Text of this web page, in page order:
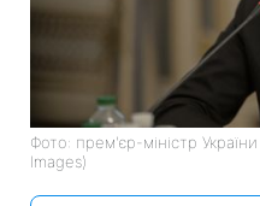
Фото: прем'єр-міністр
Images)